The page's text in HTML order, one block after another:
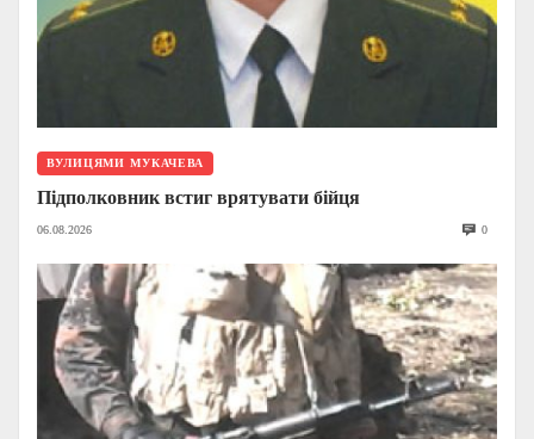
ВУЛИЦЯМИ МУКАЧЕВА
Підполковник встиг врятувати бійця
06.08.2026 0